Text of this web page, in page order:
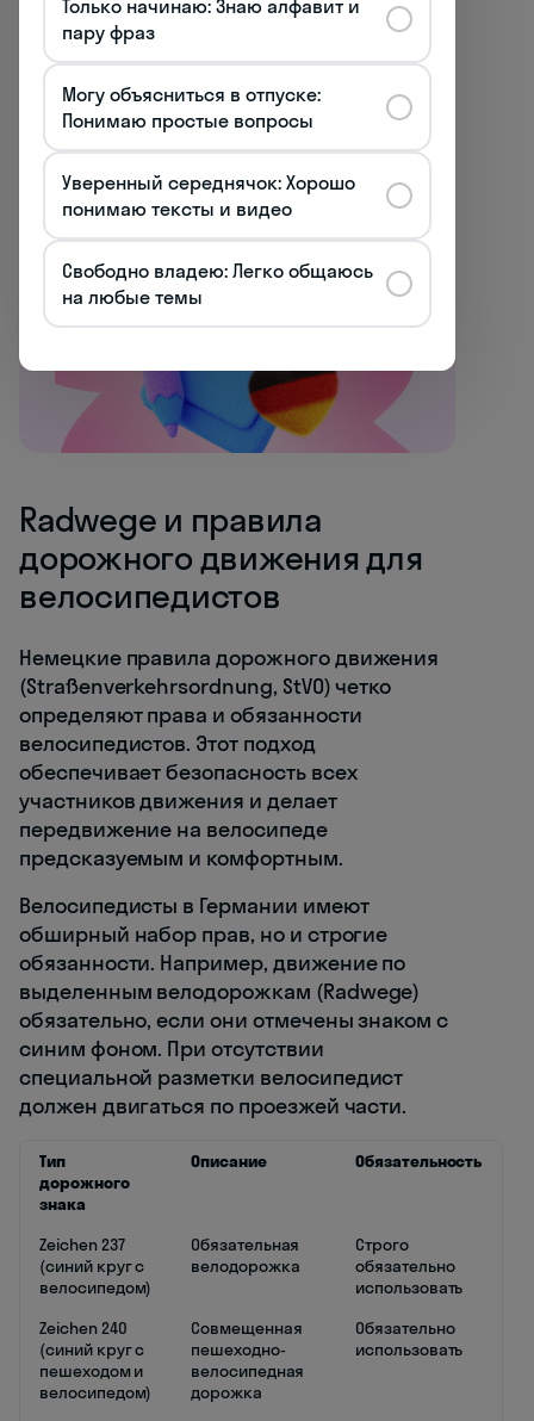
планирования инфраструктуры и оценки
эффективности инвестиций в
велосипедное движение.
Все курсы немецкого
Начните говорить
с первого урока →
Radwege и правила
дорожного движения для
велосипедистов
Немецкие правила дорожного движения
(Straßenverkehrsordnung, StVO) четко
определяют права и обязанности
велосипедистов. Этот подход
обеспечивает безопасность всех
участников движения и делает
передвижение на велосипеде
предсказуемым и комфортным.
Велосипедисты в Германии имеют
обширный набор прав, но и строгие
обязанности. Например, движение по
выделенным велодорожкам (Radwege)
обязательно, если они отмечены знаком с
синим фоном. При отсутствии
специальной разметки велосипедист
должен двигаться по проезжей части.
Тип
дорожного
знака
Описание Обязательность
Zeichen 237
(синий круг с
велосипедом)
Обязательная
велодорожка
Строго
обязательно
использовать
Zeichen 240
(синий круг с
пешеходом и
велосипедом)
Совмещенная
пешеходно-
велосипедная
дорожка
Обязательно
использовать
Только начинаю: Знаю алфавит и
пару фраз
Могу объясниться в отпуске:
Понимаю простые вопросы
Уверенный середнячок: Хорошо
понимаю тексты и видео
Свободно владею: Легко общаюсь
на любые темы